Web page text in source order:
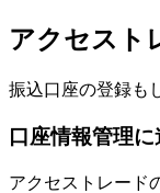
アクセスト
振込口座の登録も
口座情報管理
アクセストレード